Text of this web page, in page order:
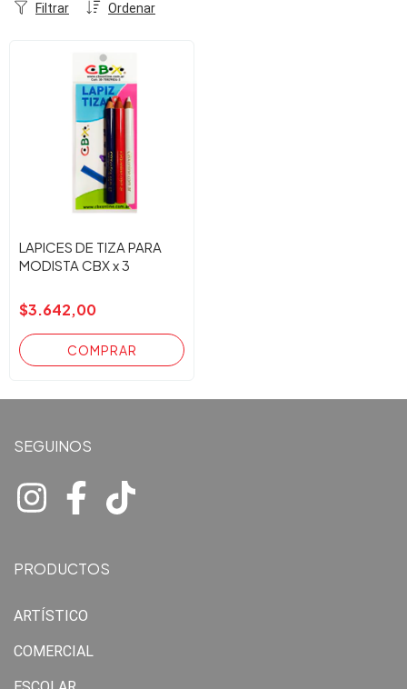
Ordenar
Filtrar
LAPICES DE TIZA PARA
MODISTA CBX x 3
$3.642,00
SEGUINOS
PRODUCTOS
ARTÍSTICO
COMERCIAL